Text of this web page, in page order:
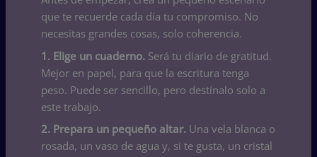
que te recuerde cada día tu compromiso. No
necesitas grandes cosas, solo coherencia.
1. Elige un cuaderno.Será tu diario de gratitud.
Mejor en papel, para que la escritura tenga
peso. Puede ser sencillo, pero destínalo solo a
este trabajo.
2. Prepara un pequeño altar.Una vela blanca o
rosada, un vaso de agua y, si te gusta, un cristal